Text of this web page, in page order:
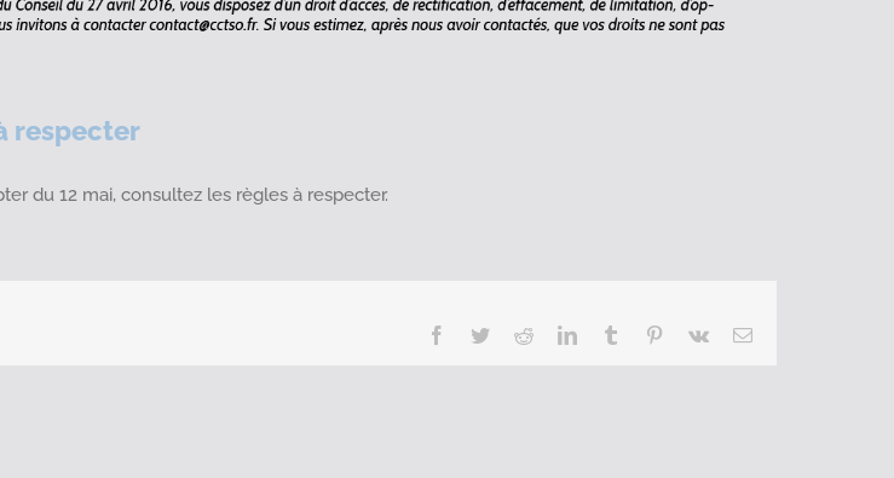
respecter
du 12 mai, consultez les règles à respecter.
Facebook
TwitterRedditLinkedInTumblr Pinterest
Vk Email